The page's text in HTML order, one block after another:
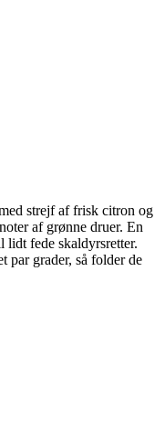
strejf af frisk citron og
af grønne druer. En
fede skaldyrsretter.
par grader, så folder de